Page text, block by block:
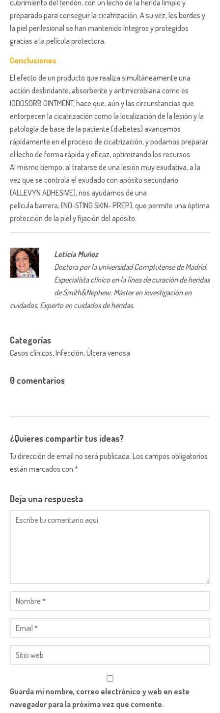
cubrimiento del tendón, con un lecho de la herida limpio y
preparado para conseguir la cicatrización. A su vez, los bordes y
la piel perilesional se han mantenido íntegros y protegidos
gracias a la película protectora.
Conclusiones
El efecto de un producto que realiza simultáneamente una
acción desbridante, absorbente y antimicrobiana como es
IODOSORB OINTMENT, hace que, aún y las circunstancias que
entorpecen la cicatrización como la localización de la lesión y la
patología de base de la paciente (diabetes) avancemos
rápidamente en el proceso de cicatrización, y podamos preparar
el lecho de forma rápida y eficaz, optimizando los recursos.
Al mismo tiempo, al tratarse de una lesión muy exudativa, a la
vez que se controla el exudado con apósito secundario
(ALLEVYN ADHESIVE), nos ayudamos de una
película barrera, (NO-STING SKIN- PREP), que permite una óptima
protección de la piel y fijación del apósito.
Leticia Muñoz
Doctora por la universidad Complutense de Madrid.
Especialista clínico en la línea de curación de heridas
de Smith&Nephew. Máster en investigación en
cuidados. Experto en cuidados de heridas.
Categorías
Casos clínicos, Infección, Úlcera venosa
0 comentarios
¿Quieres compartir tus ideas?
Tu dirección de email no será publicada. Los campos obligatorios
están marcados con *
Deja una respuesta
Guarda mi nombre, correo electrónico y web en este
navegador para la próxima vez que comente.